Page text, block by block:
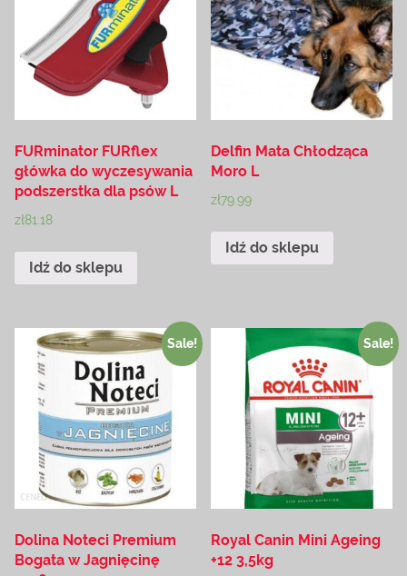
FURminator FURflex
główka do wyczesywania
podszerstka dla psów L
zł81.18
Idź do sklepu
Delfin Mata Chłodząca
Moro L
zł79.99
Idź do sklepu
Sale!
Dolina Noteci Premium
Bogata w Jagnięcinę
Sale!
Royal Canin Mini Ageing
+12 3,5kg